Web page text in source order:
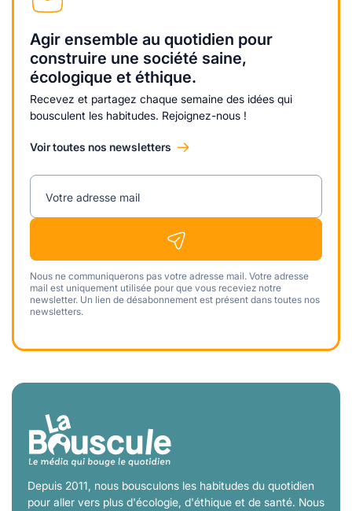
Agir ensemble au quotidien pour
construire une société saine,
écologique et éthique.
Recevez et partagez chaque semaine des idées qui
bousculent les habitudes. Rejoignez-nous !
Voir toutes nos newsletters
Votre adresse mail
Nous ne communiquerons pas votre adresse mail. Votre adresse
mail est uniquement utilisée pour que vous receviez notre
newsletter. Un lien de désabonnement est présent dans toutes nos
newsletters.
Depuis 2011, nous bousculons les habitudes du quotidien
pour aller vers plus d'écologie, d'éthique et de santé. Nous